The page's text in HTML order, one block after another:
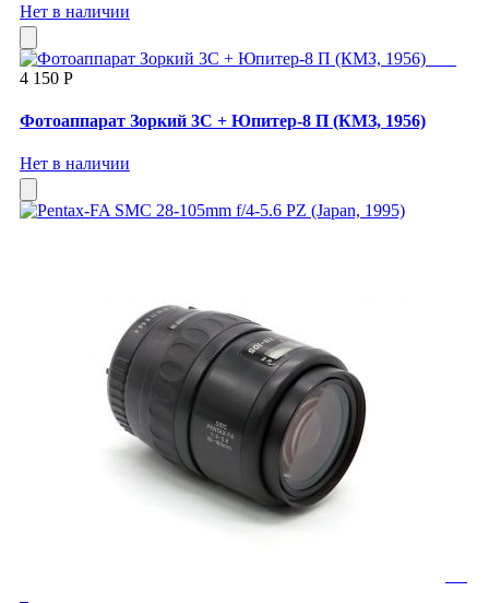
Нет в наличии
4 150 Р
Фотоаппарат Зоркий 3С + Юпитер-8 П (КМЗ, 1956)
Нет в наличии